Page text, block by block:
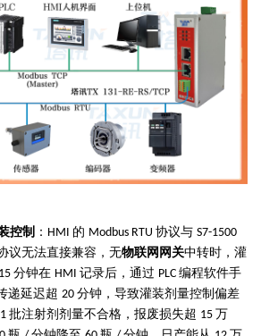
控制 ： HMI 的 Modbus RTU 协议与 S7-1500
议无法直接兼容，无物联网网关中转时，灌
15 分钟在 HMI 记录后，通过 PLC 编程软件手
递延迟超 20 分钟，导致灌装剂量控制偏差
1 批注射剂剂量不合格，报废损失超 15 万